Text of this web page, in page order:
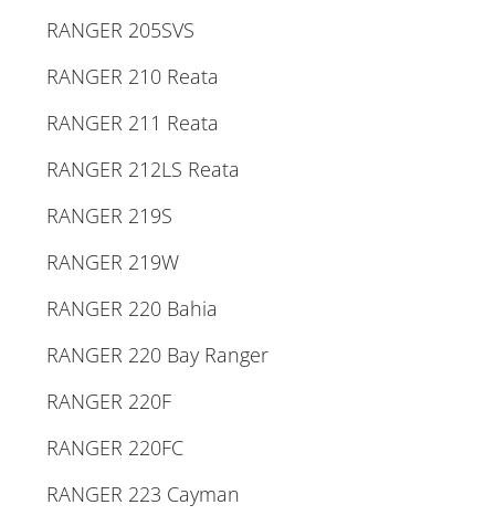
RANGER 205SVS
RANGER 210 Reata
RANGER 211 Reata
RANGER 212LS Reata
RANGER 219S
RANGER 219W
RANGER 220 Bahia
RANGER 220 Bay Ranger
RANGER 220F
RANGER 220FC
RANGER 223 Cayman